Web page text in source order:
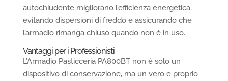
autochiudente migliorano l’efficienza energetica,
evitando dispersioni di freddo e assicurando che
l’armadio rimanga chiuso quando non è in uso.
Vantaggi per i Professionisti
L’Armadio Pasticceria PA800BT non è solo un
dispositivo di conservazione, ma un vero e proprio